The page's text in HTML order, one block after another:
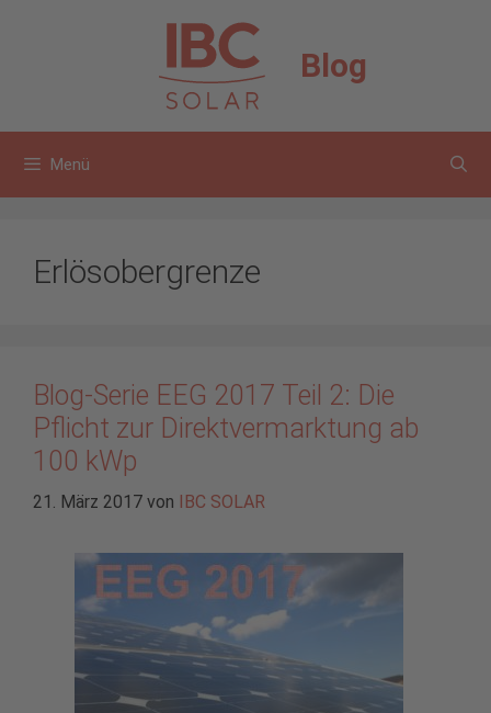
Blog
Menü
Erlösobergrenze
Blog-Serie EEG 2017 Teil 2: Die
Pflicht zur Direktvermarktung ab
100 kWp
21. März 2017 von IBC SOLAR